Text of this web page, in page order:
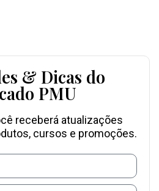
& Dicas do
PMU
receberá atualizações
cursos e promoções.